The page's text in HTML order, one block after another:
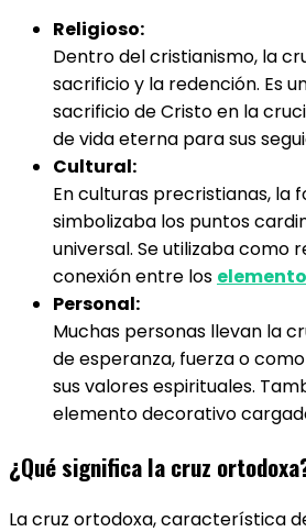
Religioso:
Dentro del cristianismo, la
sacrificio y la redención. Es
sacrificio de Cristo en la
de vida eterna para sus
Cultural:
En culturas precristianas, la
simbolizaba los puntos
universal. Se utilizaba como
conexión entre los
Personal:
Muchas personas llevan la
de esperanza, fuerza o
sus valores espirituales.
elemento decorativo
¿Qué significa la cruz
La cruz ortodoxa, característica